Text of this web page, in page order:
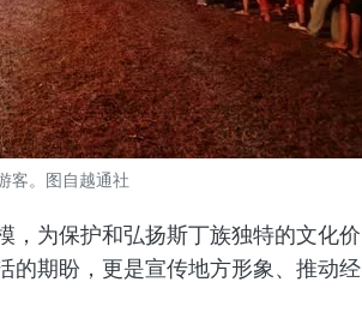
客。图自越通社
，为保护和弘扬斯丁族独特的文化价
的期盼，更是宣传地方形象、推动经